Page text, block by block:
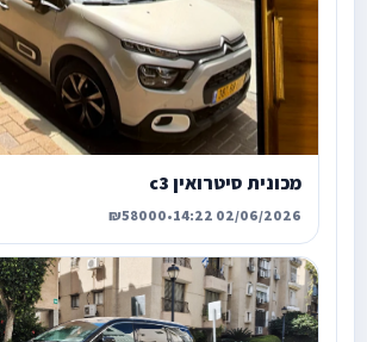
מכונית סיטרואין c3
02/06/2026 14:22
•
₪58000